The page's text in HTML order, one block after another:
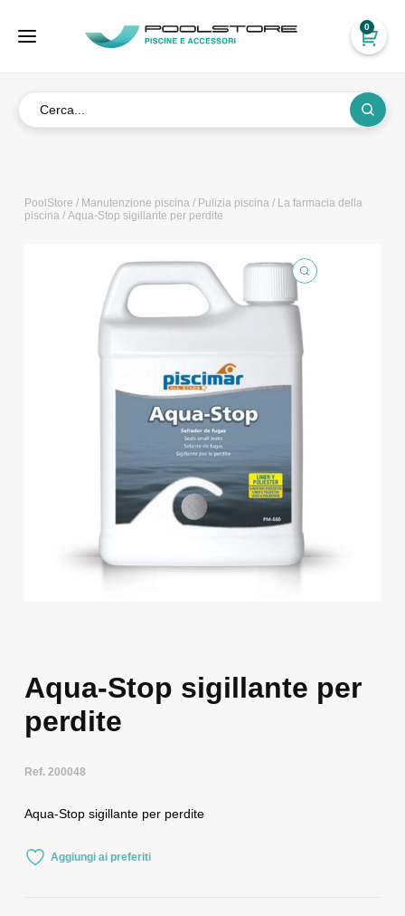
0
PoolStore / Manutenzione piscina/ Pulizia piscina/ La farmacia della
piscina/ Aqua-Stop sigillante per perdite
Aqua-Stop sigillante per
perdite
Ref. 200048
Aqua-Stop sigillante per perdite
Aggiungi ai preferiti